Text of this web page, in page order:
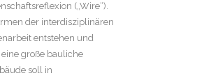
(„Wire“).
der interdisziplinären
entstehen und
große bauliche
soll in